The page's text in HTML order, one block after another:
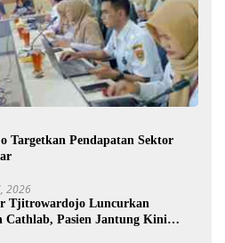
Targetkan Pendapatan Sektor
2026
Tjitrowardojo Luncurkan
Cathlab, Pasien Jantung Kini